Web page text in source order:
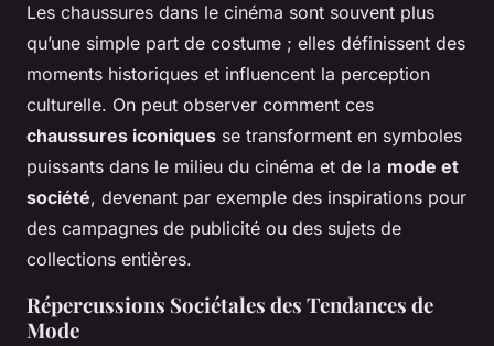
Les chaussures dans le cinéma sont souvent plus
qu’une simple part de costume ; elles définissent des
moments historiques et influencent la perception
culturelle. On peut observer comment ces
chaussures iconiques se transforment en symboles
puissants dans le milieu du cinéma et de la mode et
société, devenant par exemple des inspirations pour
des campagnes de publicité ou des sujets de
collections entières.
Répercussions Sociétales des Tendances de
Mode